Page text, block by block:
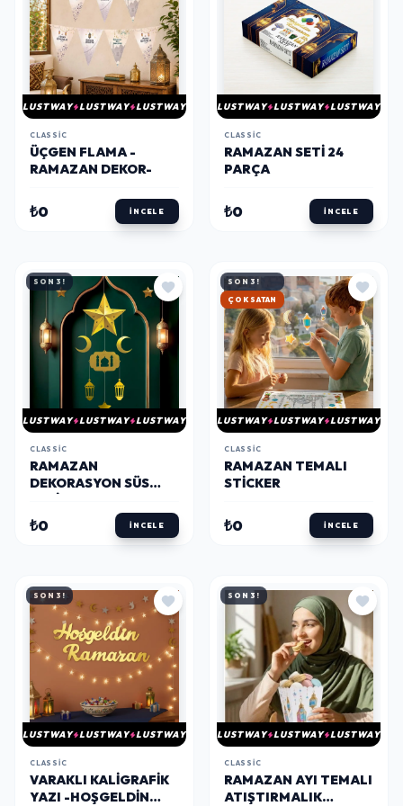
LUSTWAY LUSTWAY LUSTWAY
CLASSIC
ÜÇGEN FLAMA -
RAMAZAN DEKOR-
₺0 İNCELE
LUSTWAY LUSTWAY LUSTWAY
CLASSIC
RAMAZAN SETI 24
PARÇA
₺0 İNCELE
SON 3!
LUSTWAY LUSTWAY LUSTWAY
CLASSIC
RAMAZAN
DEKORASYON SÜS
₺0 İNCELE
SON 3!
HIZLI KARGO
LUSTWAY LUSTWAY LUSTWAY
CLASSIC
RAMAZAN TEMALI
STICKER
₺0 İNCELE
SON 3!
LUSTWAY LUSTWAY LUSTWAY
CLASSIC
VARAKLI KALIGRAFIK
YAZI -HOŞGELDIN
SON 3!
LUSTWAY LUSTWAY LUSTWAY
CLASSIC
RAMAZAN AYI TEMALI
ATIŞTIRMALIK